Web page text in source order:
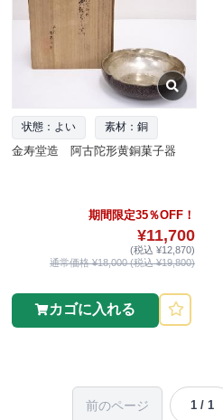
状態：よい 素材：銅
金寿堂造 阿古陀形黄銅菓子器
期間限定35％OFF！
¥11,700
(税込 ¥12,870)
通常価格 ¥18,000 (税込 ¥19,800)
カゴに入れる
前のページ 1 / 1